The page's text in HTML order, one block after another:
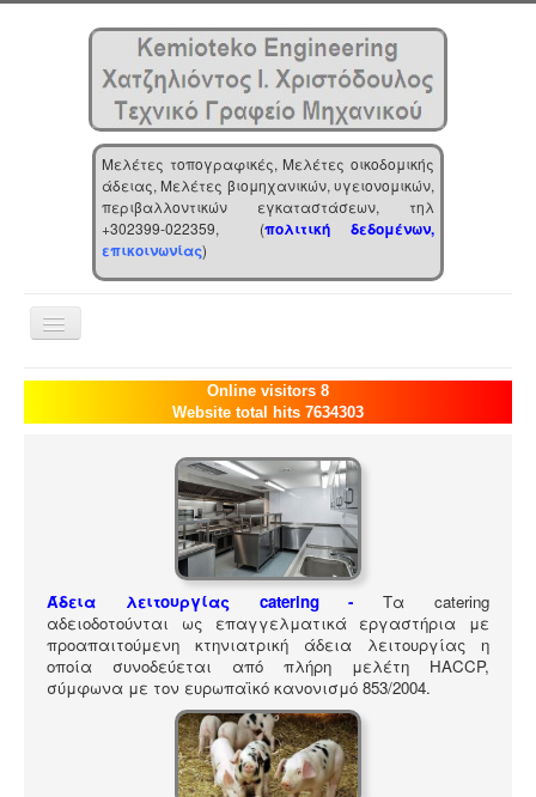
Μελέτες τοπογραφικές, Μελέτες οικοδομικής
άδειας, Μελέτες βιομηχανικών, υγειονομικών,
περιβαλλοντικών εγκαταστάσεων, τηλ
+302399-022359, (πολιτική δεδομένων,
επικοινωνίας)
Toggle
Navigation
Αρχική
Επιχείρηση
Online visitors 8
Website total hits 7634303
Άδεια λειτουργίας catering -
Τα catering
αδειοδοτούνται ως επαγγελματικά εργαστήρια με
προαπαιτούμενη κτηνιατρική άδεια λειτουργίας η
οποία συνοδεύεται από πλήρη μελέτη HACCP,
σύμφωνα με τον ευρωπαϊκό κανονισμό 853/2004.